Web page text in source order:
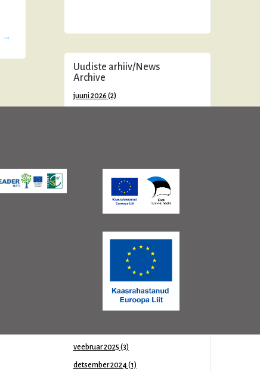
→
Uudiste arhiiv/News
Archive
juuni 2026 (2)
jaanuar 2026(3)
detsember 2025 (2)
november 2025(3)
september 2025(2)
(2)
(2)
veebruar 2025 (3)
detsember 2024 (1)